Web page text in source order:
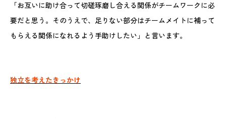
「お互いに助け合って切磋琢磨し合える関係がチームワークに必
要だと思う。そのうえで、足りない部分はチームメイトに補って
もらえる関係になれるよう手助けしたい」と言います。
独立を考えたきっかけ